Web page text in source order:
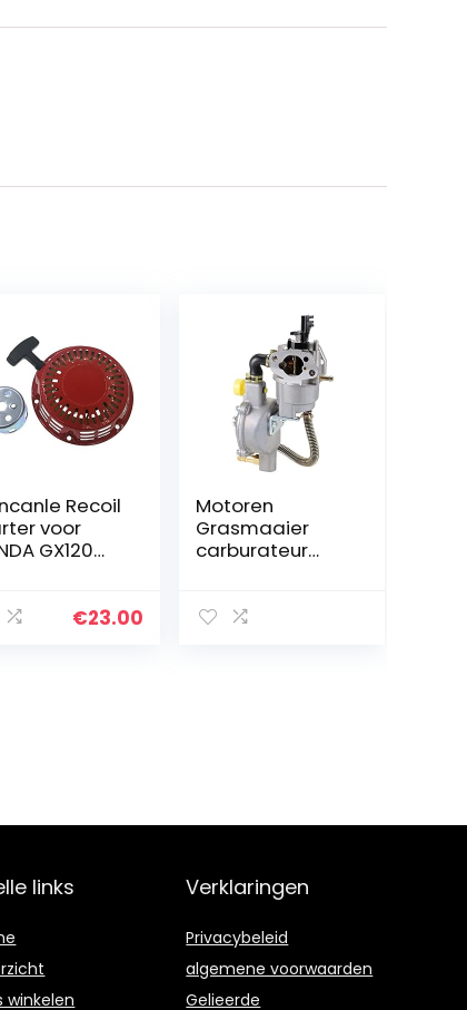
Recoil
voor
GX120
€23.00
Motoren
Grasmaaier
carburateur
Benzine-
links
winkelen
Verklaringen
Privacybeleid
algemene voorwaarden
Gelieerde